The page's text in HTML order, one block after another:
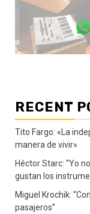
RECENT
Tito Fargo: «La
manera de vivir»
Héctor Starc: “Yo
gustan los
Miguel Krochik:
pasajeros”